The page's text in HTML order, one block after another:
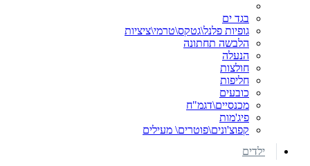
בגד ים
גופיות פלנל\גטקס\טרמי\ציציות
הלבשה תחתונה
הנעלה
חולצות
חליפות
כובעים
מכנסיים\דגמ"ח
פיג'מות
קפוצ'ונים\פוטרים\ מעילים
ילדים